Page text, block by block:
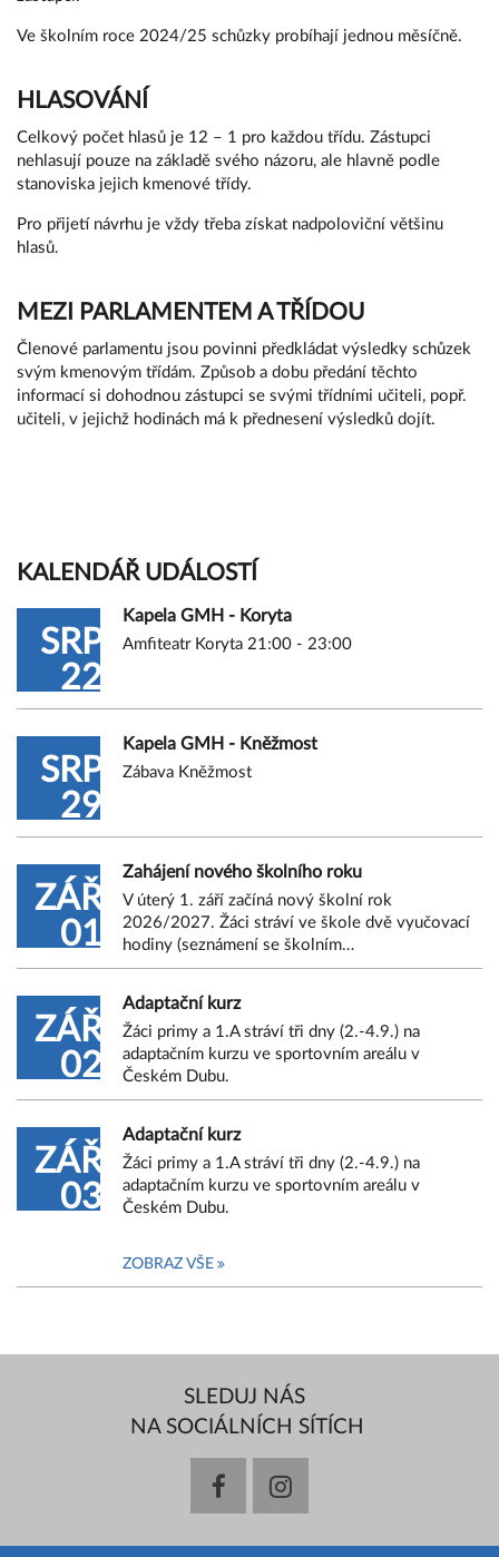
Ve školním roce 2024/25 schůzky probíhají jednou měsíčně.
HLASOVÁNÍ
Celkový počet hlasů je 12 – 1 pro každou třídu. Zástupci
nehlasují pouze na základě svého názoru, ale hlavně podle
stanoviska jejich kmenové třídy.
Pro přijetí návrhu je vždy třeba získat nadpoloviční většinu
hlasů.
MEZI PARLAMENTEM A TŘÍDOU
Členové parlamentu jsou povinni předkládat výsledky schůzek
svým kmenovým třídám. Způsob a dobu předání těchto
informací si dohodnou zástupci se svými třídními učiteli, popř.
učiteli, v jejichž hodinách má k přednesení výsledků dojít.
KALENDÁŘ UDÁLOSTÍ
SRP
22
Kapela GMH - Koryta
Amfiteatr Koryta 21:00 - 23:00
SRP
29
Kapela GMH - Kněžmost
Zábava Kněžmost
ZÁŘ
01
Zahájení nového školního roku
V úterý 1. září začíná nový školní rok
2026/2027. Žáci stráví ve škole dvě vyučovací
hodiny (seznámení se školním…
ZÁŘ
02
Adaptační kurz
Žáci primy a 1.A stráví tři dny (2.-4.9.) na
adaptačním kurzu ve sportovním areálu v
Českém Dubu.
ZÁŘ
03
Adaptační kurz
Žáci primy a 1.A stráví tři dny (2.-4.9.) na
adaptačním kurzu ve sportovním areálu v
Českém Dubu.
ZOBRAZ VŠE
SLEDUJ NÁS
NA SOCIÁLNÍCH SÍTÍCH
facebookinstagram